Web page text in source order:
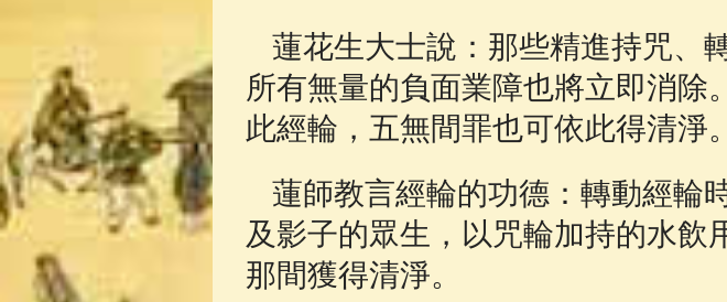
蓮花生大士說：那些精進持咒、
所有無量的負面業障也將立即消除
此經輪，五無間罪也可依此得清淨。
蓮師教言經輪的功德：轉動經輪
及影子的眾生，以咒輪加持的水飲
那間獲得清淨。